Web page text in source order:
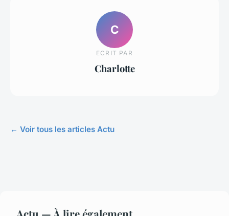
C
ECRIT PAR
Charlotte
← Voir tous les articles Actu